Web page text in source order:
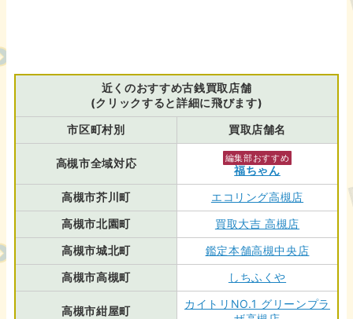
近くのおすすめ古銭買取店舗
(クリックすると詳細に飛びます)
市区町村別
買取店舗名
高槻市全域対応 編集部おすすめ
福ちゃん
高槻市芥川町
エコリング高槻店
高槻市北園町
買取大吉 高槻店
高槻市城北町
鑑定本舗高槻中央店
高槻市高槻町
しちふくや
高槻市紺屋町
カイトリNO.1 グリーンプラ